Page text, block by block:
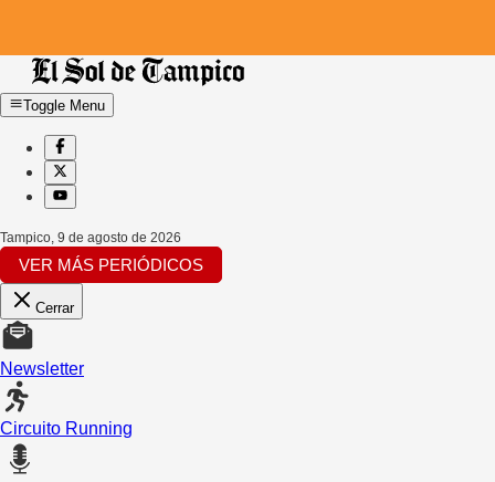
Toggle Menu
Tampico, 9 de agosto de 2026
VER MÁS PERIÓDICOS
Cerrar
Newsletter
Circuito Running